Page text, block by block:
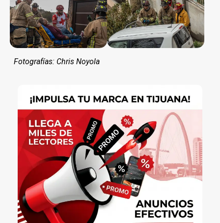
Fotografías: Chris Noyola